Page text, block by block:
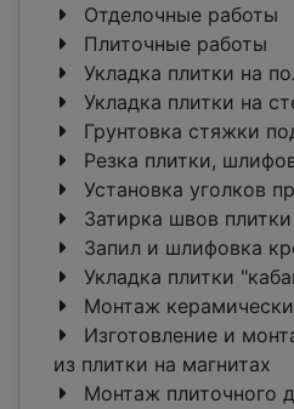
Отделочные работы
Плиточные работы
Укладка плитки на
Укладка плитки на
Грунтовка стяжки
Резка плитки,
Установка уголков
Затирка швов плитки
Запил и шлифовка
Укладка плитки
Монтаж
Изготовление и
из плитки на магнитах
Монтаж плиточного